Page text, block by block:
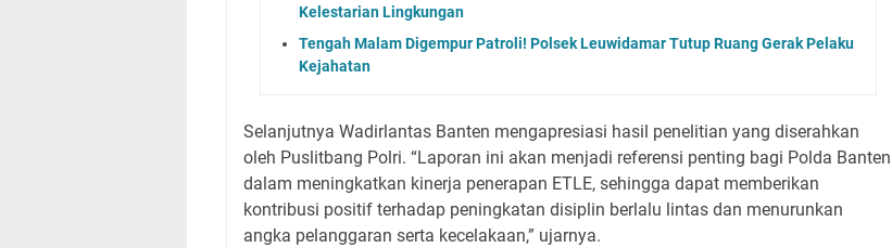
Kelestarian Lingkungan
Tengah Malam Digempur Patroli! Polsek Leuwidamar Tutup Ruang Gerak Pelaku
Kejahatan
Selanjutnya Wadirlantas Banten mengapresiasi hasil penelitian yang diserahkan
oleh Puslitbang Polri. “Laporan ini akan menjadi referensi penting bagi Polda Banten
dalam meningkatkan kinerja penerapan ETLE, sehingga dapat memberikan
kontribusi positif terhadap peningkatan disiplin berlalu lintas dan menurunkan
angka pelanggaran serta kecelakaan,” ujarnya.